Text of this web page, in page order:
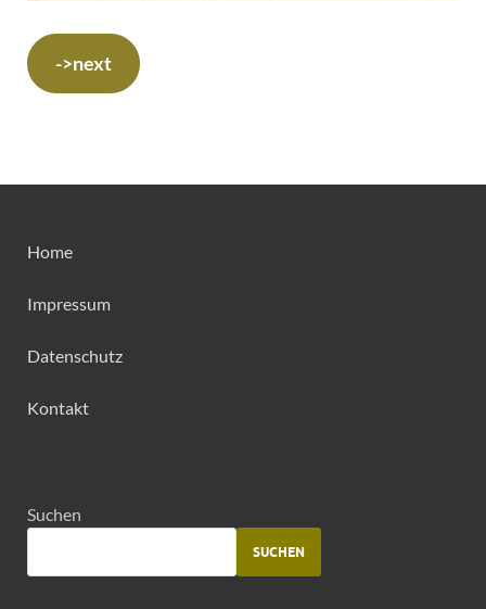
->next
Home
Impressum
Datenschutz
Kontakt
Suchen
SUCHEN